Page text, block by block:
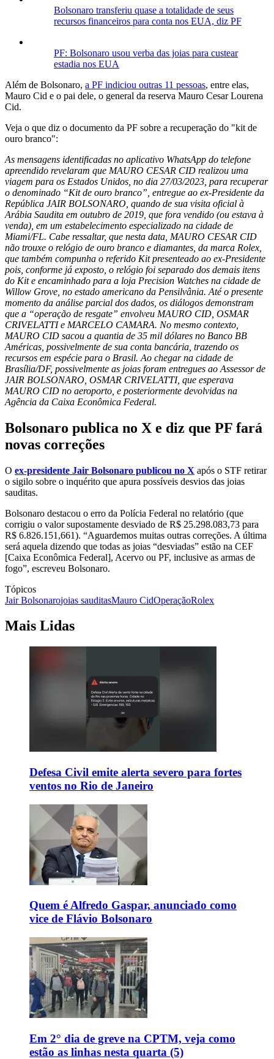
Bolsonaro transferiu quase a totalidade de seus
recursos financeiros para conta nos EUA, diz PF
PF: Bolsonaro usou verba das joias para custear
estadia nos EUA
Além de Bolsonaro, a PF indiciou outras 11 pessoas, entre elas,
Mauro Cid e o pai dele, o general da reserva Mauro Cesar Lourena
Cid.
Veja o que diz o documento da PF sobre a recuperação do "kit de
ouro branco":
As mensagens identificadas no aplicativo WhatsApp do telefone
apreendido revelaram que MAURO CESAR CID realizou uma
viagem para os Estados Unidos, no dia 27/03/2023, para recuperar
o denominado “Kit de ouro branco”, entregue ao ex-Presidente da
República JAIR BOLSONARO, quando de sua visita oficial à
Arábia Saudita em outubro de 2019, que fora vendido (ou estava à
venda), em um estabelecimento especializado na cidade de
Miami/FL. Cabe ressaltar, que nesta data, MAURO CESAR CID
não trouxe o relógio de ouro branco e diamantes, da marca Rolex,
que também compunha o referido Kit presenteado ao ex-Presidente
pois, conforme já exposto, o relógio foi separado dos demais itens
do Kit e encaminhado para a loja Precision Watches na cidade de
Willow Grove, no estado americano da Pensilvânia. Até o presente
momento da análise parcial dos dados, os diálogos demonstram
que a “operação de resgate” envolveu MAURO CID, OSMAR
CRIVELATTI e MARCELO CAMARA. No mesmo contexto,
MAURO CID sacou a quantia de 35 mil dólares no Banco BB
Américas, possivelmente de sua conta bancária, trazendo os
recursos em espécie para o Brasil. Ao chegar na cidade de
Brasília/DF, possivelmente as joias foram entregues ao Assessor de
JAIR BOLSONARO, OSMAR CRIVELATTI, que esperava
MAURO CID no aeroporto, e posteriormente devolvidas na
Agência da Caixa Econômica Federal.
Bolsonaro publica no X e diz que PF fará
novas correções
O ex-presidente Jair Bolsonaro publicou no X após o STF retirar
o sigilo sobre o inquérito que apura possíveis desvios das joias
sauditas.
Bolsonaro destacou o erro da Polícia Federal no relatório (que
corrigiu o valor supostamente desviado de R$ 25.298.083,73 para
R$ 6.826.151,661). “Aguardemos muitas outras correções. A última
será aquela dizendo que todas as joias “desviadas” estão na CEF
[Caixa Econômica Federal], Acervo ou PF, inclusive as armas de
fogo”, escreveu Bolsonaro.
Tópicos
Jair Bolsonarojoias sauditasMauro CidOperaçãoRolex
Mais Lidas
Defesa Civil emite alerta severo para fortes
ventos no Rio de Janeiro
Quem é Alfredo Gaspar, anunciado como
vice de Flávio Bolsonaro
Em 2° dia de greve na CPTM, veja como
estão as linhas nesta quarta (5)